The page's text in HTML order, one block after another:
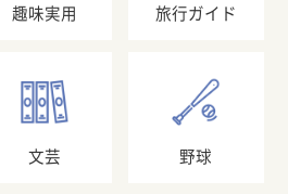
趣味実用 旅行ガイド
文芸 野球